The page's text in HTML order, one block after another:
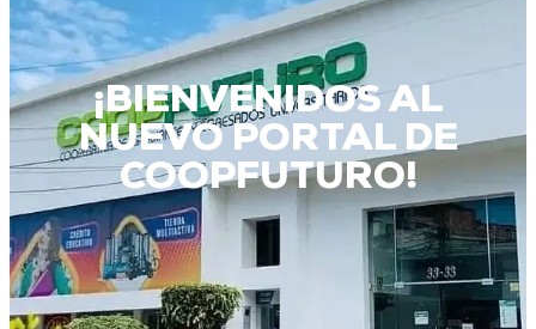
¡BIENVENIDOS AL
NUEVO PORTAL DE
COOPFUTURO!